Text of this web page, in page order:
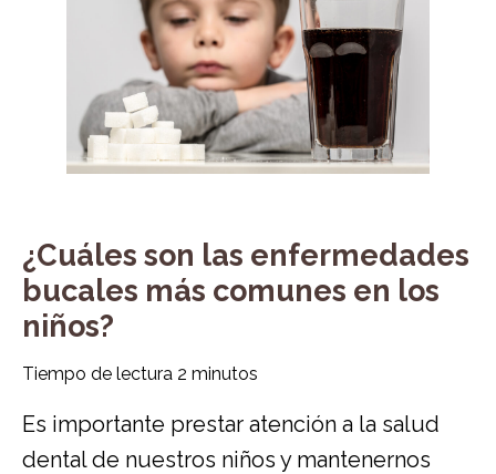
¿Cuáles son las enfermedades
bucales más comunes en los
niños?
Tiempo de lectura 2 minutos
Es importante prestar atención a la salud
dental de nuestros niños y mantenernos